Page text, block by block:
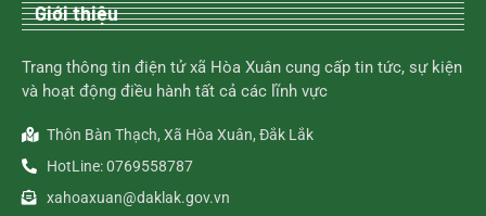
Giới thiệu
Trang thông tin điện tử xã Hòa Xuân cung cấp tin tức, sự kiện
và hoạt động điều hành tất cả các lĩnh vực
Thôn Bàn Thạch, Xã Hòa Xuân, Đắk Lắk
HotLine: 0769558787
xahoaxuan@daklak.gov.vn